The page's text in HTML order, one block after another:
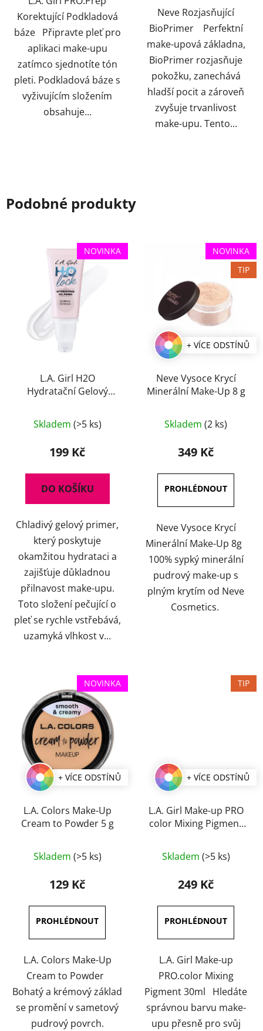
Korektující Podkladová
báze Připravte pleť pro
aplikaci make-upu
zatímco sjednotíte tón
pleti. Podkladová báze s
vyživujícím složením
obsahuje...
Neve Rozjasňující
BioPrimer Perfektní
make-upová základna,
BioPrimer rozjasňuje
pokožku, zanechává
hladší pocit a zároveň
zvyšuje trvanlivost
make-upu. Tento...
Podobné produkty
NOVINKA
L.A. Girl H2O
Hydratační Gelový
Skladem (>5 ks)
199 Kč
DO KOŠÍKU
Chladivý gelový primer,
který poskytuje
okamžitou hydrataci a
zajišťuje důkladnou
přilnavost make-upu.
Toto složení pečující o
pleť se rychle vstřebává,
uzamyká vlhkost v...
NOVINKA
TIP
+ VÍCE ODSTÍNŮ
Neve Vysoce Krycí
Minerální Make-Up 8 g
hodnocení
produktu
3,0
z
5
hvězdiček.
Skladem (2 ks)
349 Kč
Neve Vysoce Krycí
Minerální Make-Up 8g
100% sypký minerální
pudrový make-up s
plným krytím od Neve
Cosmetics.
NOVINKA
+ VÍCE ODSTÍNŮ
L.A. Colors Make-Up
Cream to Powder 5 g
hodnocení
produktu
4,0
z
5
hvězdiček.
Skladem (>5 ks)
129 Kč
L.A. Colors Make-Up
Cream to Powder
Bohatý a krémový základ
se promění v sametový
pudrový povrch.
TIP
+ VÍCE ODSTÍNŮ
L.A. Girl Make-up PRO
color Mixing Pigment
hodnocení
produktu
3,5
z
5
hvězdiček.
Skladem (>5 ks)
249 Kč
L.A. Girl Make-up
PRO.color Mixing
Pigment 30ml Hledáte
správnou barvu make-
upu přesně pro svůj